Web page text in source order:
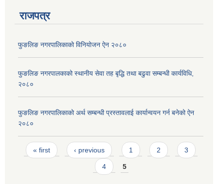
राजपत्र
फुङलिङ नगरपालिकाको विनियोजन ऐन २०८०
फुङलिङ नगरपालकाको स्थानीय सेवा तह बृद्धि तथा बढुवा सम्बन्धी कार्यविधि,
२०८०
फुङलिङ नगरपालिकाको अर्थ सम्बन्धी प्रस्तावलाई कार्यान्वयन गर्न बनेको ऐन
२०८०
Pages
« first ‹ previous 1 2 3
4 5